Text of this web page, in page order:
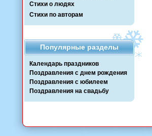
Стихи о людях
Стихи по авторам
Популярные разделы
Календарь праздников
Поздравления с днем рождения
Поздравления с юбилеем
Поздравления на свадьбу